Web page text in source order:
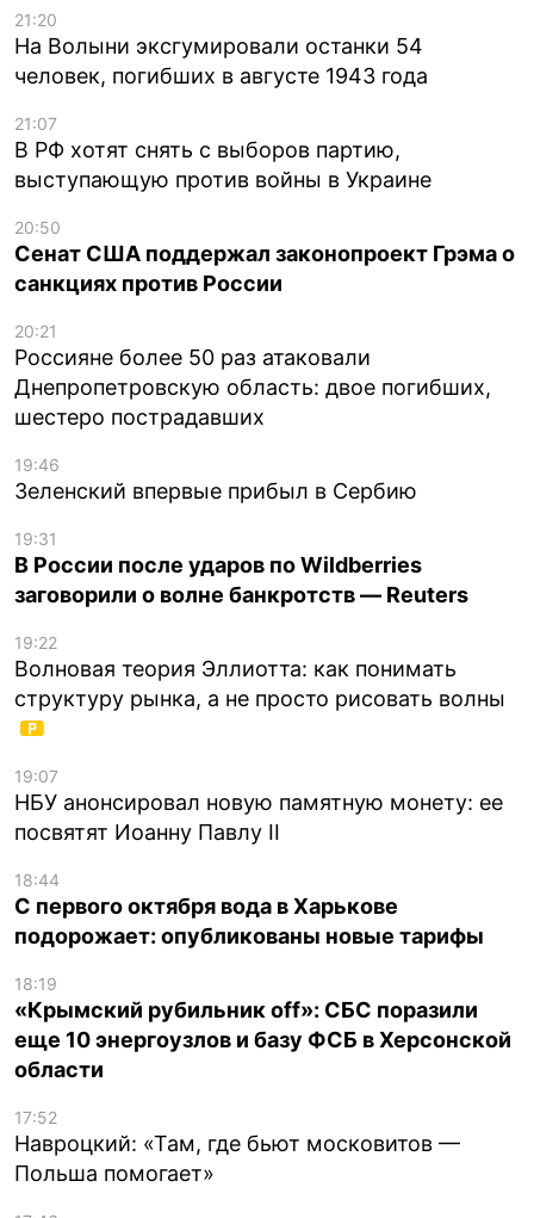
21:20
На Волыни эксгумировали останки 54
человек, погибших в августе 1943 года
21:07
В РФ хотят снять с выборов партию,
выступающую против войны в Украине
20:50
Сенат США поддержал законопроект Грэма о
санкциях против России
20:21
Россияне более 50 раз атаковали
Днепропетровскую область: двое погибших,
шестеро пострадавших
19:46
Зеленский впервые прибыл в Сербию
19:31
В России после ударов по Wildberries
заговорили о волне банкротств — Reuters
19:22
Волновая теория Эллиотта: как понимать
структуру рынка, а не просто рисовать волны
19:07
НБУ анонсировал новую памятную монету: ее
посвятят Иоанну Павлу II
18:44
С первого октября вода в Харькове
подорожает: опубликованы новые тарифы
18:19
«Крымский рубильник off»: СБС поразили
еще 10 энергоузлов и базу ФСБ в Херсонской
области
17:52
Навроцкий: «Там, где бьют московитов —
Польша помогает»